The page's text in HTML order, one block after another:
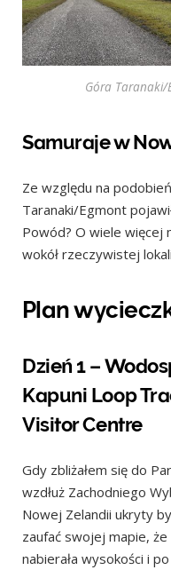
Góra
Samuraje w
Ze względu na
Taranaki/Egmont
Powód? O wiele więcej
wokół rzeczywistej
Plan
Dzień 1 –
Kapuni Loop
Visitor Centre
Gdy zbliżałem się do
wzdłuż Zachodniego
Nowej Zelandii ukryty
zaufać swojej mapie,
nabierała wysokości i